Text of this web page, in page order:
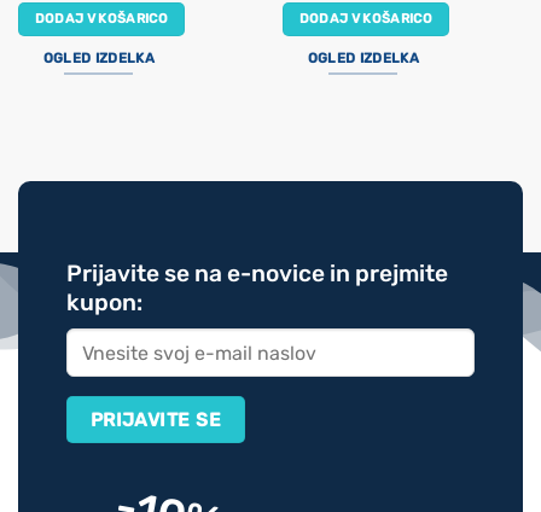
DODAJ V KOŠARICO
OGLED IZDELKA
DODAJ V KOŠARICO
OGLED IZDELKA
Prijavite se na e-novice in prejmite
kupon: